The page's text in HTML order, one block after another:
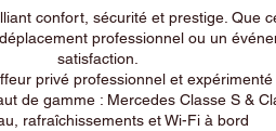
confort, sécurité et prestige. Que
professionnel ou un
satisfaction.
privé professionnel et expérimenté
de gamme : Mercedes Classe S &
rafraîchissements et Wi-Fi à bord